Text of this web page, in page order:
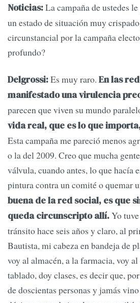
Noticias:La campaña de ustedes
un estado de situación muy
circunstancial por la campaña
profundo?
Delgrossi:Es muy raro. En las
manifestado una virulencia
parecen que viven su mundo
vida real, que es lo que
Esta campaña me pareció menos
o la del 2009. Creo que mucha
válvula, cuando antes, lo que hacía
pintura contra un comité o quemar
buena de la red social, es que
queda circunscripto allí.Yo
tránsito hace seis años y claro, al
Bautista, mi cabeza en bandeja de
voy al almacén, a la farmacia, voy
tablado, doy clases, es decir que,
de doscientas personas y jamás